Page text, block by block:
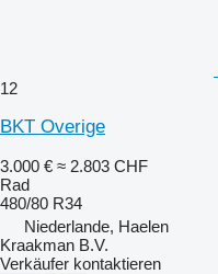
12
BKT Overige
3.000 € ≈ 2.803 CHF
Rad
480/80 R34
Niederlande, Haelen
Kraakman B.V.
Verkäufer kontaktieren